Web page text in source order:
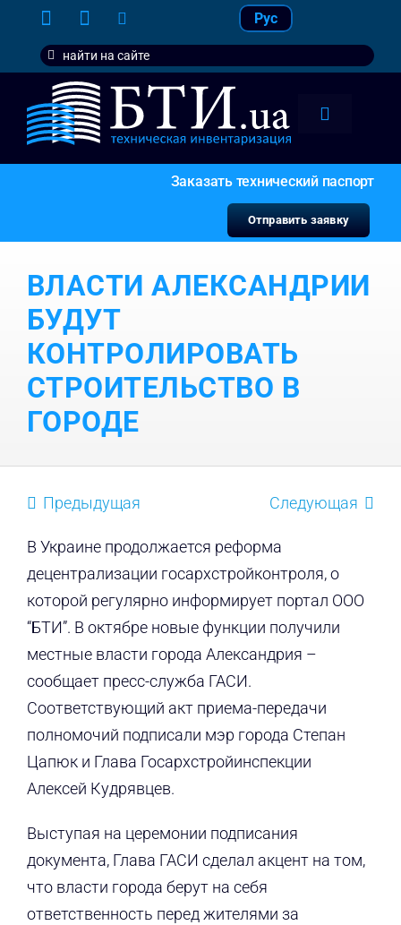
content
Рус
Search
for:
Toggle
услуги
Заказать технический паспорт
Отправить заявку
ВЛАСТИ АЛЕКСАНДРИИ
БУДУТ
КОНТРОЛИРОВАТЬ
СТРОИТЕЛЬСТВО В
ГОРОДЕ
Предыдущая Следующая
В Украине продолжается реформа
децентрализации госархстройконтроля, о
которой регулярно информирует портал ООО
“БТИ”. В октябре новые функции получили
местные власти города Александрия –
сообщает пресс-служба ГАСИ.
Соответствующий акт приема-передачи
полномочий подписали мэр города Степан
Цапюк и Глава Госархстройинспекции
Алексей Кудрявцев.
Выступая на церемонии подписания
документа, Глава ГАСИ сделал акцент на том,
что власти города берут на себя
ответственность перед жителями за